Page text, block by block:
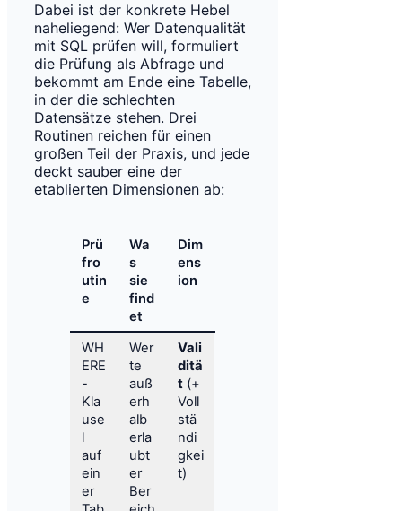
Dabei ist der konkrete Hebel
naheliegend: Wer Datenqualität
mit SQL prüfen will, formuliert
die Prüfung als Abfrage und
bekommt am Ende eine Tabelle,
in der die schlechten
Datensätze stehen. Drei
Routinen reichen für einen
großen Teil der Praxis, und jede
deckt sauber eine der
etablierten Dimensionen ab:
Prü
fro
utin
e
Wa
s
sie
find
et
Dim
ens
ion
WH
ERE
-
Kla
use
l
auf
ein
er
Wer
te
auß
erh
alb
erla
ubt
er
Ber
Vali
ditä
t (+
Voll
stä
ndi
gkei
t)